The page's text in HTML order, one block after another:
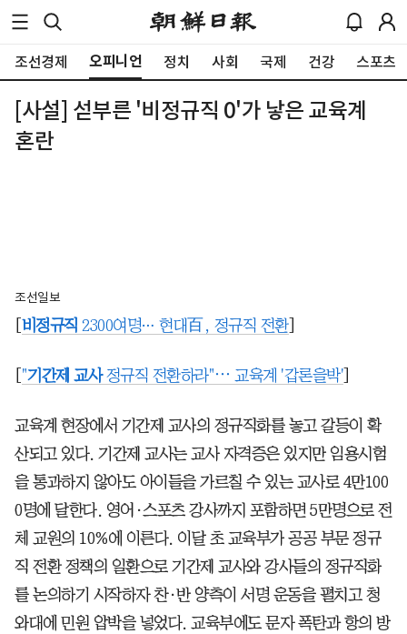
조선경제 오피니언 정치 사회 국제 건강 스포츠
[사설] 섣부른 '비정규직 0'가 낳은 교육계
혼란
조선일보
비정규직 2300여명… 현대百, 정규직 전환]
"기간제 교사정규직 전환하라"⋯ 교육계 '갑론을박'
교육계 현장에서 기간제 교사의 정규직화를 놓고 갈등이 확
산되고 있다. 기간제 교사는 교사 자격증은 있지만 임용시험
을 통과하지 않아도 아이들을 가르칠 수 있는 교사로 4만100
0명에 달한다. 영어·스포츠 강사까지 포함하면 5만명으로 전
체 교원의 10%에 이른다. 이달 초 교육부가 공공 부문 정규
직 전환 정책의 일환으로 기간제 교사와 강사들의 정규직화
를 논의하기 시작하자 찬·반 양측이 서명 운동을 펼치고 청
와대에 민원 압박을 넣었다. 교육부에도 문자 폭탄과 항의 방